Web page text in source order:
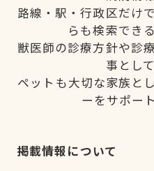
路線・駅・行政区だけ
らも検索でき
獣医師の診療方針や診
事とし
ペットも大切な家族と
ーをサポー
掲載情報について